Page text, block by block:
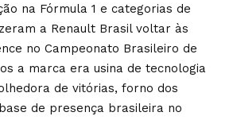
na Fórmula 1 e categorias de
a Renault Brasil voltar às
no Campeonato Brasileiro de
a marca era usina de tecnologia
de vitórias, forno dos
de presença brasileira no